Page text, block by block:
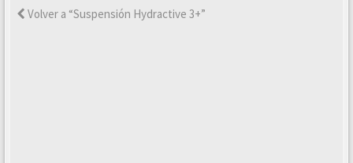
Volver a “Suspensión Hydractive 3+”